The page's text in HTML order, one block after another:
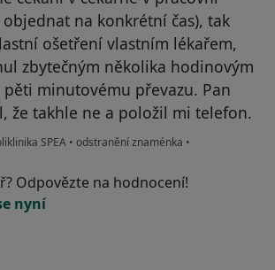
na konkrétní čas), tak
ošetření vlastním lékařem,
zbytečným několika hodinovým
minutovému převazu. Pan
že takhle ne a položil mi telefon.
SPEA • odstranění znaménka •
Váš účet byl odstraněn
Odpovězte na hodnocení!
nyní